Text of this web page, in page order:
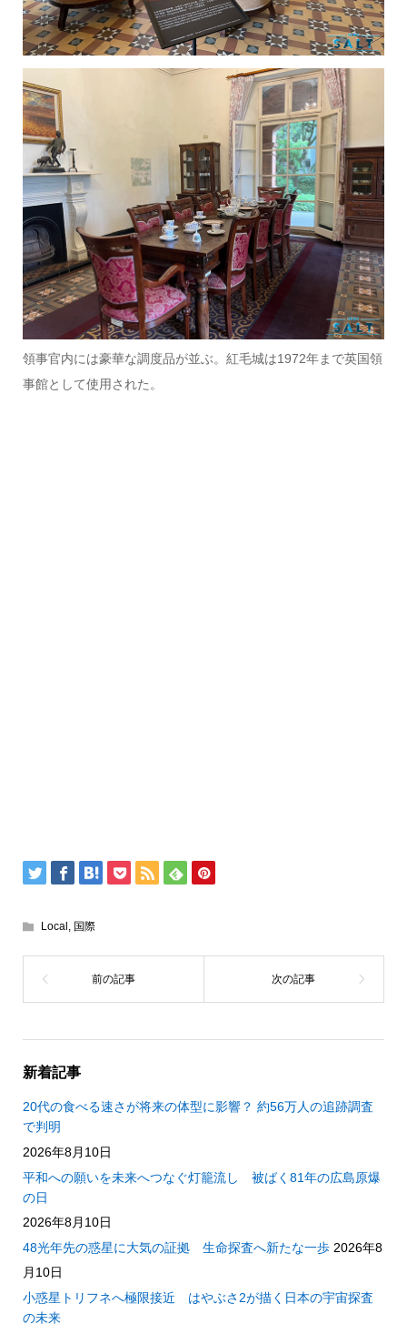
領事官内には豪華な調度品が並ぶ。紅毛城は1972年まで英国領
事館として使用された。
Local , 国際
新着記事
20代の食べる速さが将来の体型に影響？ 約56万人の追跡調査
で判明
2026年8月10日
平和への願いを未来へつなぐ灯籠流し 被ばく81年の広島原爆
の日
2026年8月10日
48光年先の惑星に大気の証拠 生命探査へ新たな一歩 2026年8
月10日
小惑星トリフネへ極限接近 はやぶさ2が描く日本の宇宙探査
の未来